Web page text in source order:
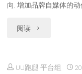
向, 增加品牌自媒体的动
阅读 "《角
面
UU跑腿 平台组